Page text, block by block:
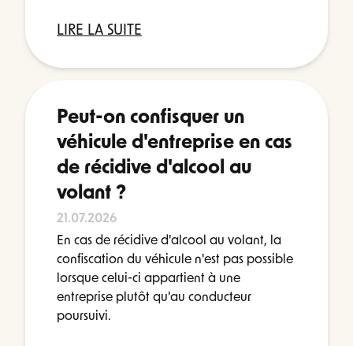
LIRE LA SUITE
Peut-on confisquer un
véhicule d'entreprise en cas
de récidive d'alcool au
volant ?
21.07.2026
En cas de récidive d'alcool au volant, la
confiscation du véhicule n'est pas possible
lorsque celui-ci appartient à une
entreprise plutôt qu'au conducteur
poursuivi.